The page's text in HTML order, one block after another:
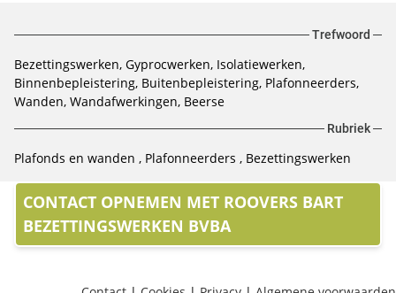
Trefwoord
Bezettingswerken, Gyprocwerken, Isolatiewerken,
Binnenbepleistering, Buitenbepleistering, Plafonneerders,
Wanden, Wandafwerkingen, Beerse
Rubriek
Plafonds en wanden Plafonneerders Bezettingswerken
CONTACT OPNEMEN MET ROOVERS BART
BEZETTINGSWERKEN BVBA